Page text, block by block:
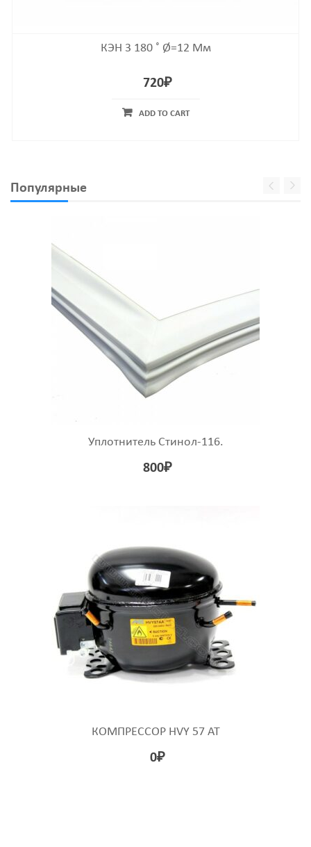
КЭН 3 180 ˚ Ø=12 Мм
720₽
ADD TO CART
Популярные
Уплотнитель Стинол-116.
800₽
КОМПРЕССОР HVY 57 AT
0₽